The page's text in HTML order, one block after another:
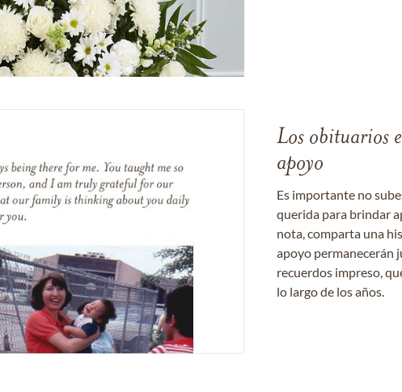
Los obituarios
apoyo
Es importante no
querida para brindar
nota, comparta una
apoyo permanecerán
recuerdos impreso,
lo largo de los años.